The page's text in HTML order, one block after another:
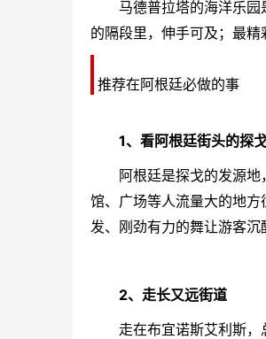
马德普拉塔的海洋乐园
的隔段里，伸手可及；最精
推荐在 阿根廷必做的事
1、看阿根廷街头的探
阿根廷是探戈的发源地，
馆、广场等人流量大的地
发、刚劲有力的舞让游客沉
2、走长又远街道
走在布宜诺斯艾利斯，